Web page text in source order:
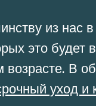
из нас
это будет
возрасте. В
уход и